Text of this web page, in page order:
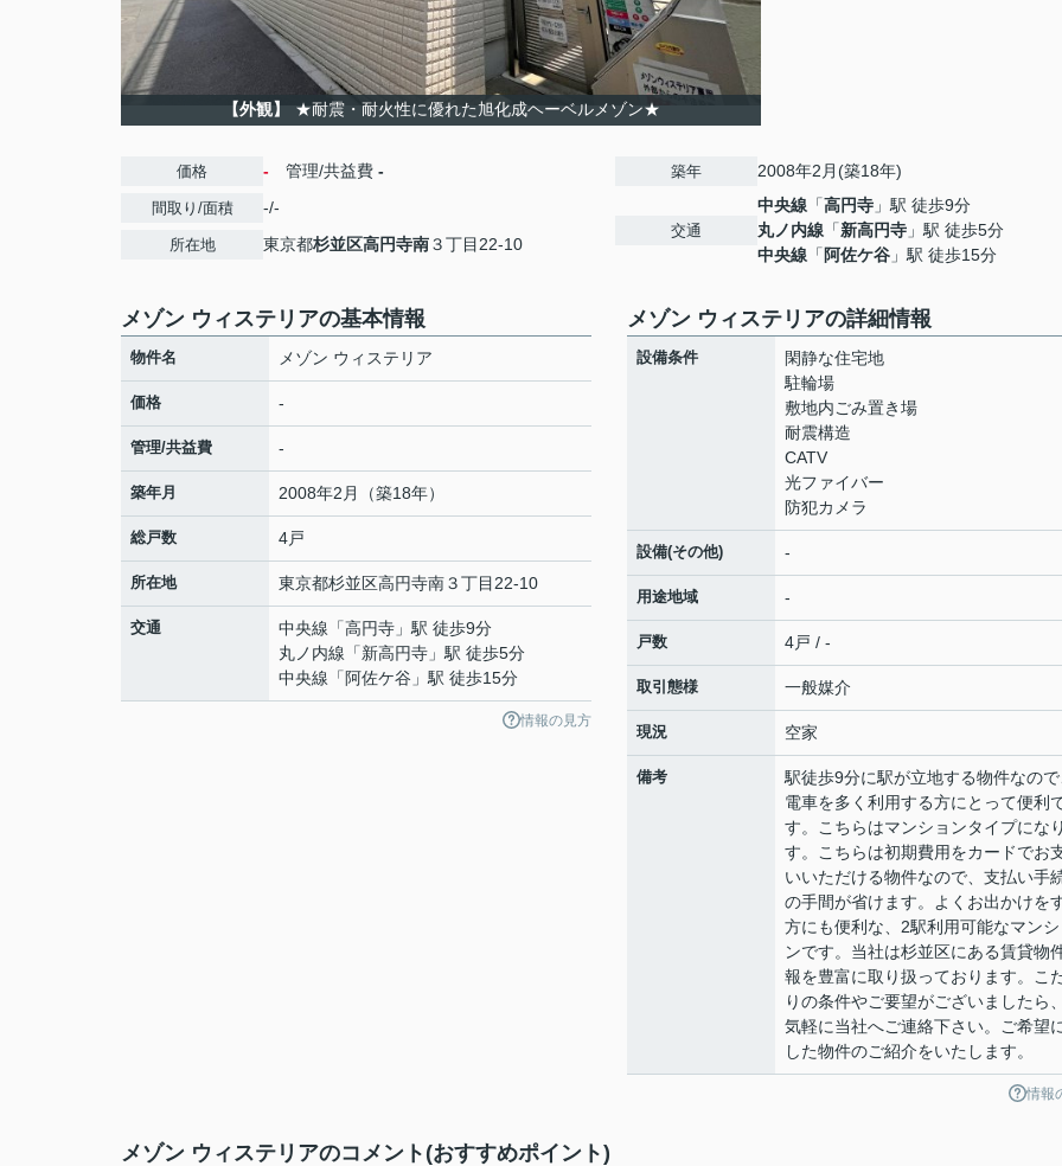
【外観】 ★耐震・耐火性に優れた旭化成ヘーベルメゾン★
価格 - 管理/共益費 -
間取り/面積 -/-
所在地 東京都杉並区高円寺南３丁目22-10
築年 2008年2月(築18年)
交通
中央線 「高円寺 」駅 徒歩9分
丸ノ内線 「新高円寺 」駅 徒歩5分
中央線 「 阿佐ケ谷 」駅 徒歩15分
メゾン ウィステリアの基本情報
物件名 メゾン ウィステリア
価格 -
管理/共益費 -
築年月 2008年2月（築18年）
総戸数 4戸
所在地 東京都杉並区高円寺南３丁目22-10
交通 中央線 「高円寺 」駅 徒歩9分
丸ノ内線 「新高円寺 」駅 徒歩5分
中央線 「 阿佐ケ谷 」駅 徒歩15分
情報の見方
メゾン ウィステリアの詳細情報
設備条件
閑静な住宅地
駐輪場
敷地内ごみ置き場
耐震構造
CATV
光ファイバー
防犯カメラ
設備(その他) -
用途地域 -
戸数 4戸 / -
取引態様 一般媒介
現況 空家
備考
駅徒歩9分に駅が立地する物件なので
電車を多く利用する方にとって便利
す。こちらはマンションタイプにな
す。こちらは初期費用をカードでお
いいただける物件なので、支払い手
の手間が省けます。よくお出かけを
方にも便利な、2駅利用可能なマンシ
ンです。当社は杉並区にある賃貸物
報を豊富に取り扱っております。こ
りの条件やご要望がございましたら
気軽に当社へご連絡下さい。ご希望
した物件のご紹介をいたします。
情報
メゾン ウィステリアのコメント(おすすめポイント)